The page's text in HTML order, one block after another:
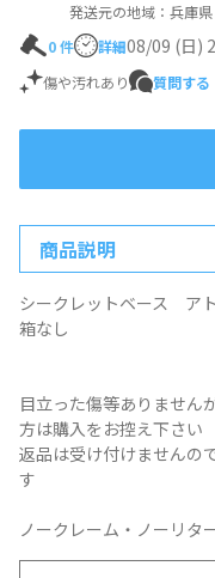
発送元の地域：兵庫県
0件 詳細08/09 (日)
傷や汚れあり 質問する
商品説明
シークレットベース ア
箱なし
目立った傷等ありません
方は購入をお控え下さい
返品は受け付けませんの
す
ノークレーム・ノーリタ